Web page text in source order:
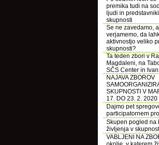
premika tudi na
ljudi in
skupnosti
Se ne zavedamo,
verjamemo, da
aktivnostjo veliko
skupnosti?
Ta teden zbori v
Magdaleni, na
SČS Center in
NAJAVA ZBOROV
SKUPNOSTI V
17. DO 23. 2. 2020
Dajmo pet
participatornem
Skupen pogled na
življenja v
VABLJENI NA